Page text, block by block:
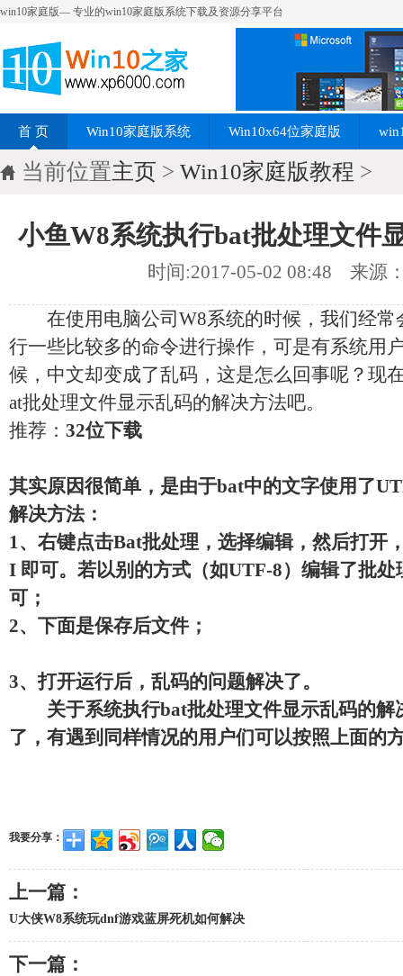
win10家庭版— 专业的win10家庭版系统下载及资源分享平台
首 页 Win10家庭版系统 Win10x64位家庭版
当前位置主页 > Win10家庭版教程 >
小鱼W8系统执行bat批处理文件
时间:2017-05-02 08:48 来源
在使用电脑公司W8系统的时候，我们经常
行一些比较多的命令进行操作，可是有系统用
候，中文却变成了乱码，这是怎么回事呢？现
at批处理文件显示乱码的解决方法吧。
推荐： 32位下载
其实原因很简单，是由于bat中的文字使用了
解决方法：
1、右键点击Bat批处理，选择编辑，然后打开
I 即可。若以别的方式（如UTF-8）编辑了批
可；
2、下面是保存后文件；
3、打开运行后，乱码的问题解决了。
关于系统执行bat批处理文件显示乱码的解
了，有遇到同样情况的用户们可以按照上面的
我要分享：
上一篇：
U大侠W8系统玩dnf游戏蓝屏死机如何解决
下一篇：